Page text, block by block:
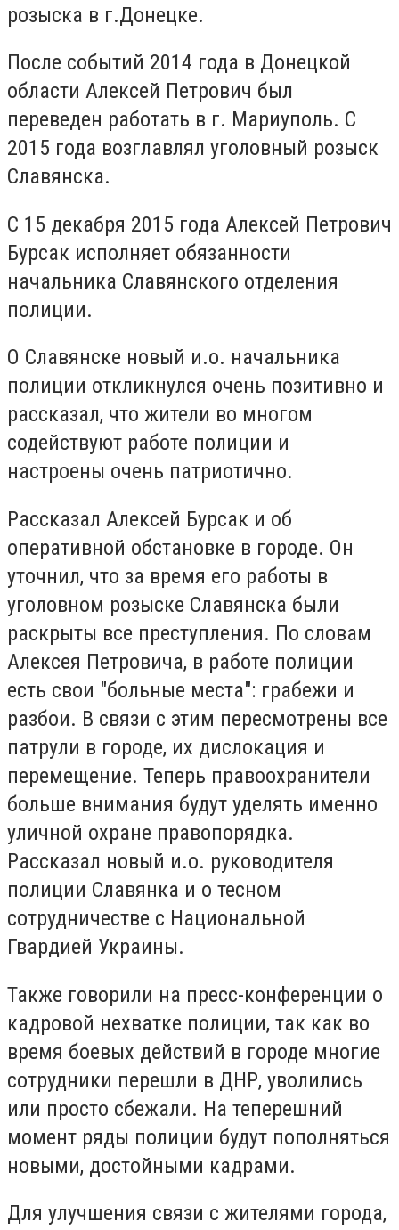
розыска в г.Донецке.
После событий 2014 года в Донецкой
области Алексей Петрович был
переведен работать в г. Мариуполь. С
2015 года возглавлял уголовный розыск
Славянска.
С 15 декабря 2015 года Алексей Петрович
Бурсак исполняет обязанности
начальника Славянского отделения
полиции.
О Славянске новый и.о. начальника
полиции откликнулся очень позитивно и
рассказал, что жители во многом
содействуют работе полиции и
настроены очень патриотично.
Рассказал Алексей Бурсак и об
оперативной обстановке в городе. Он
уточнил, что за время его работы в
уголовном розыске Славянска были
раскрыты все преступления. По словам
Алексея Петровича, в работе полиции
есть свои "больные места": грабежи и
разбои. В связи с этим пересмотрены все
патрули в городе, их дислокация и
перемещение. Теперь правоохранители
больше внимания будут уделять именно
уличной охране правопорядка.
Рассказал новый и.о. руководителя
полиции Славянка и о тесном
сотрудничестве с Национальной
Гвардией Украины.
Также говорили на пресс-конференции о
кадровой нехватке полиции, так как во
время боевых действий в городе многие
сотрудники перешли в ДНР, уволились
или просто сбежали. На теперешний
момент ряды полиции будут пополняться
новыми, достойными кадрами.
Для улучшения связи с жителями города,